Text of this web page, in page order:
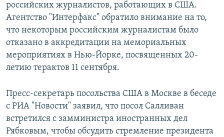
российских журналистов, работающих в США.
Агентство "Интерфакс" обратило внимание на то,
что некоторым российским журналистам было
отказано в аккредитации на мемориальных
мероприятиях в Нью-Йорке, посвященных 20-
летию терактов 11 сентября.
Пресс-секретарь посольства США в Москве в беседе
с РИА "Новости" заявил, что посол Салливан
встретился с замминистра иностранных дел
Рябковым, чтобы обсудить стремление президента